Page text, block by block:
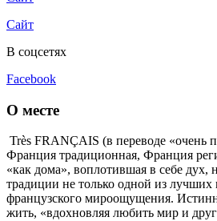
Сайт
В соцсетях
Facebook
О месте
Très FRANÇAIS (в переводе «очень
Франция традиционная, Франция
«как дома», воплотившая в себе дух,
традиции не только одной из лучших
французского мироощущения.
жить, «вдохновляя любить мир и